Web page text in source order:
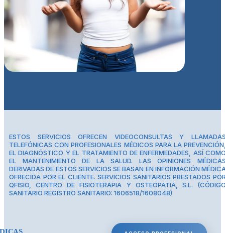
ESTOS SERVICIOS OFRECEN VIDEOCONSULTAS Y
TELEFÓNICAS CON PROFESIONALES MÉDICOS PARA LA
EL DIAGNÓSTICO Y EL TRATAMIENTO DE ENFERMEDADES, ASÍ
EL MANTENIMIENTO DE LA SALUD. LAS OPINIONES
DERIVADAS DE ESTOS SERVICIOS SE BASAN EN INFORMACIÓN
OFRECIDA POR EL CLIENTE. SERVICIOS SANITARIOS PRESTADOS
QFISIO, CENTRO DE FISIOTERAPIA Y OSTEOPATIA, S.L.
SANITARIO REGISTRO SANITARIO: 1606518/1608048)